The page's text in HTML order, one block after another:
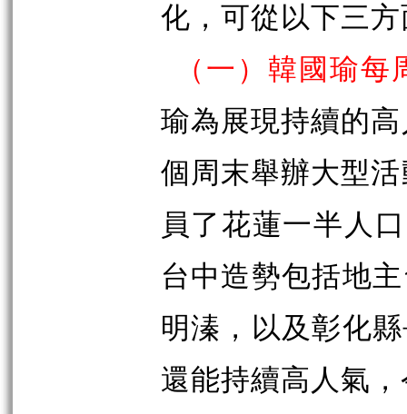
化，可從以下三
（一）韓國瑜
瑜為展現持續的
個周末舉辦大型
員了花蓮一半人
台中造勢包括地
明溱，以及彰化
還能持續高人氣